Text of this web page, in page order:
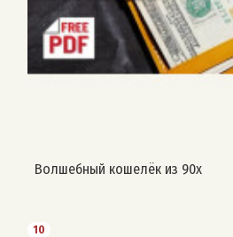
Волшебный кошелёк из 90х
10